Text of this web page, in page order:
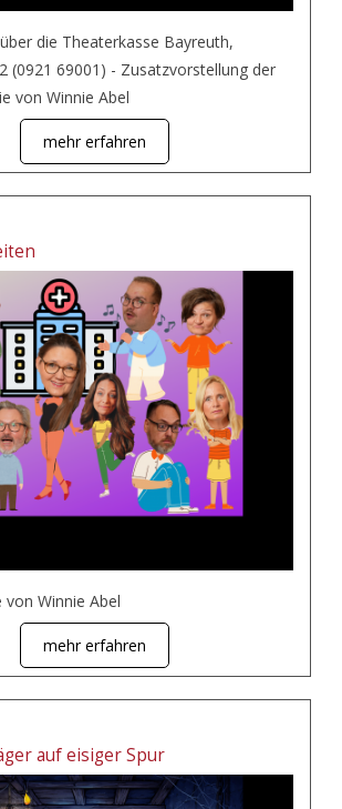
die Theaterkasse Bayreuth,
(0921 69001) - Zusatzvorstellung der
von Winnie Abel
mehr erfahren
Winnie Abel
mehr erfahren
auf eisiger Spur